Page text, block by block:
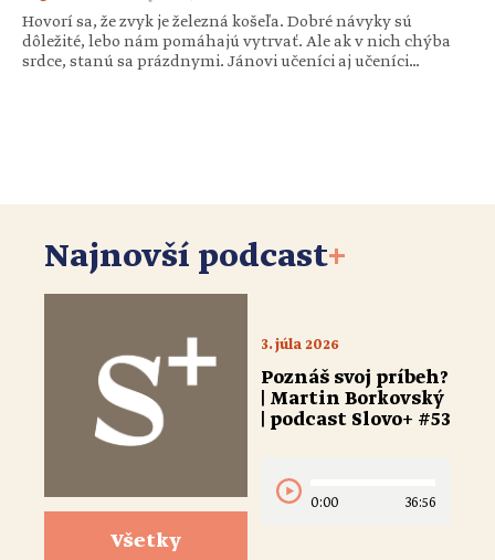
Hovorí sa, že zvyk je železná košeľa. Dobré návyky sú
dôležité, lebo nám pomáhajú vytrvať. Ale ak v nich chýba
srdce, stanú sa prázdnymi. Jánovi učeníci aj učeníci
Najnovší podcast+
Všetky
3. júla 2026
Poznáš svoj príbeh?
| Martin Borkovský
| podcast Slovo+ #53
0:00 36:56